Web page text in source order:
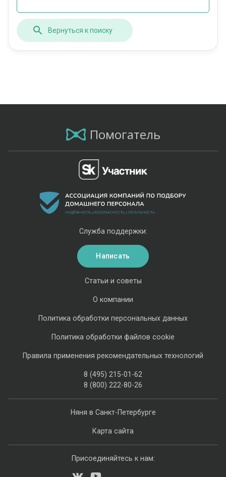
Вернуться к поиску
Помогатель
Няня в Санкт-Петербурге
Карта сайта
Статьи и советы
О компании
Политика обработки персональных данных
Политика обработки файлов cookie
Правила применения рекомендательных технологий
8 (495) 215-01-62
8 (800) 222-80-26
Служба поддержки:
Написать
Присоединяйтесь к нам: